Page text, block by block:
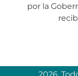
por la